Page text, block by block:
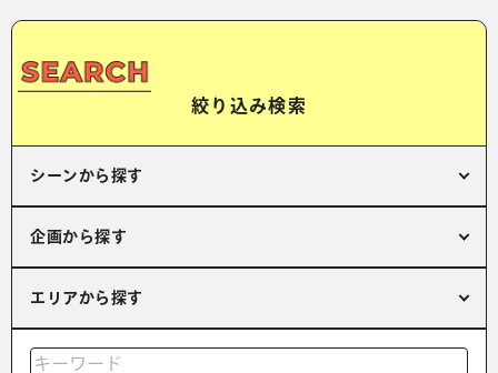
絞り込み検索
シーンから探す
企画から探す
エリアから探す